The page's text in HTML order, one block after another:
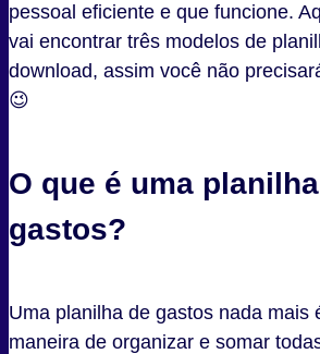
pessoal eficiente e que funcione.
vai encontrar três modelos de
download, assim você não
😉
O que é uma
gastos?
Uma planilha de gastos nada mais
maneira de organizar e somar